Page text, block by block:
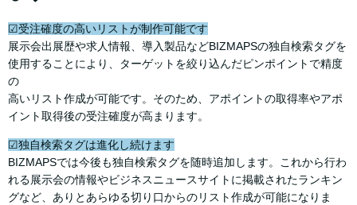
☑受注確度の高いリストが制作可能です
展示会出展歴や求人情報、導入製品などBIZMAPSの独自検索タグを
使用することにより、ターゲットを絞り込んだピンポイントで精度
の
高いリスト作成が可能です。そのため、アポイントの取得率やアポ
イント取得後の受注確度が高まります。
☑独自検索タグは進化し続けます
BIZMAPSでは今後も独自検索タグを随時追加します。これから行わ
れる展示会の情報やビジネスニュースサイトに掲載されたランキン
グなど、ありとあらゆる切り口からのリスト作成が可能になりま